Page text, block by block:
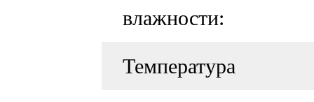
влажности:
Температура